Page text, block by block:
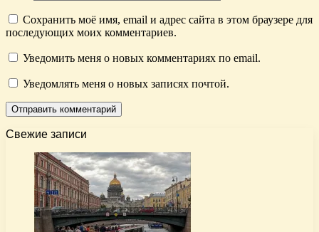
Сохранить моё имя, email и адрес сайта в этом браузере для
последующих моих комментариев.
Уведомить меня о новых комментариях по email.
Уведомлять меня о новых записях почтой.
Свежие записи